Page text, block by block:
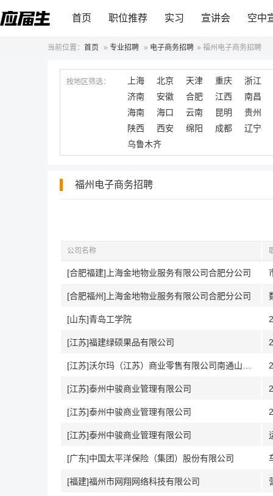
首页 职位推荐 实习 宣讲会 空中
当前位置： 首页 » 专业招聘 » 电子商务招聘 » 福州电子商务招聘
按地区筛选： 上海 北京 天津 重庆
浙江
济南
安徽 合肥 江西
南昌
海南
海口 云南 昆明
贵州
陕西
西安 绵阳 成都
辽宁
乌鲁木齐
福州电子商务招聘
公司名称
[合肥福建]上海金地物业服务有限公司合肥分公司
[合肥福州]上海金地物业服务有限公司合肥分公司
[山东]青岛工学院
[江苏]福建绿硕果品有限公司
[江苏]泰州中骏商业管理有限公司
[江苏]泰州中骏商业管理有限公司
[江苏]泰州中骏商业管理有限公司
[广东]中国太平洋保险（集团）股份有限公司
[福建]福州市网翔网络科技有限公司